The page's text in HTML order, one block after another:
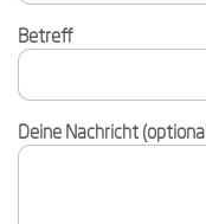
Betreff
Deine Nachricht